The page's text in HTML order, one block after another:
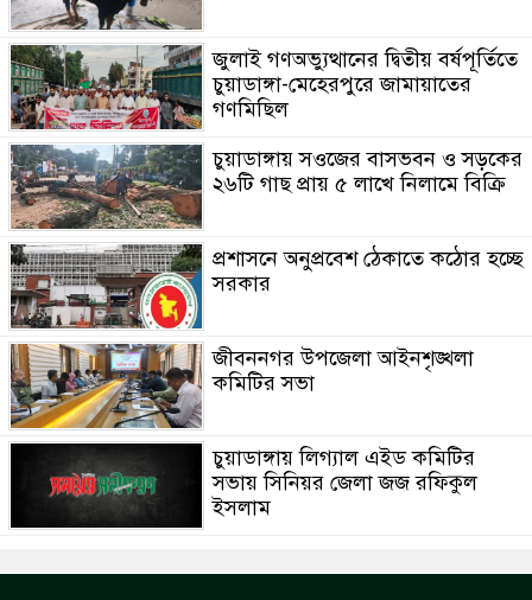
জুলাই গণঅভ্যুত্থানের দ্বিতীয় বর্ষপূর্তিতে
চুয়াডাঙ্গা-মেহেরপুরে জামায়াতের
গণমিছিল
চুয়াডাঙ্গায় সওজের বাসভবন ও সড়কের
২৬টি গাছ প্রায় ৫ লাখে নিলামে বিক্রি
প্রশাসনে অনুপ্রবেশ ঠেকাতে কঠোর হচ্ছে
সরকার
জীবননগর উপজেলা আইনশৃঙ্খলা
কমিটির সভা
চুয়াডাঙ্গায় লিগ্যাল এইড কমিটির
সভায় সিনিয়র জেলা জজ রফিকুল
ইসলাম